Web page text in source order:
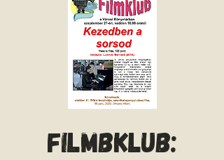
Filmbklub: